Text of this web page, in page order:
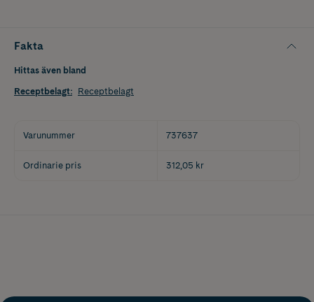
Fakta
Hittas även bland
Receptbelagt: Receptbelagt
Varunummer 737637
Ordinarie pris 312,05 kr